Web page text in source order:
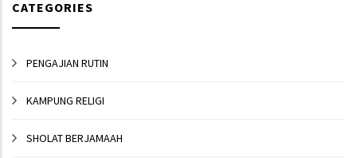
CATEGORIES
PENGAJIAN RUTIN
KAMPUNG RELIGI
SHOLAT BERJAMAAH